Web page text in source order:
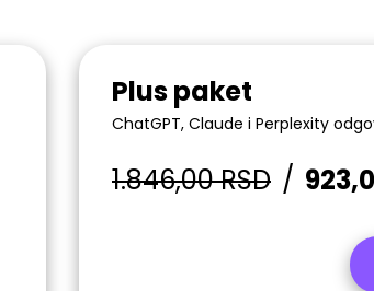
Plus paket
ChatGPT, Claude i Perplexity
1.846,00 RSD /